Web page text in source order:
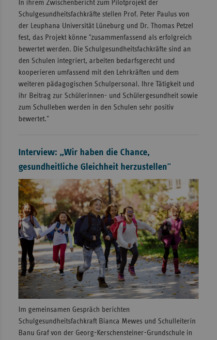
In ihrem Zwischenbericht zum Pilotprojekt der
Schulgesundheitsfachkräfte stellen Prof. Peter Paulus von
der Leuphana Universität Lüneburg und Dr. Thomas Petzel
fest, das Projekt könne "zusammenfassend als erfolgreich
bewertet werden. Die Schulgesundheitsfachkräfte sind an
den Schulen integriert, arbeiten bedarfsgerecht und
kooperieren umfassend mit den Lehrkräften und dem
weiteren pädagogischen Schulpersonal. Ihre Tätigkeit und
ihr Beitrag zur Schülerinnen- und Schülergesundheit sowie
zum Schulleben werden in den Schulen sehr positiv
bewertet."
Interview: „Wir haben die Chance,
gesundheitliche Gleichheit herzustellen"
Im gemeinsamen Gespräch berichten
Schulgesundheitsfachkraft Bianca Mewes und Schulleiterin
Banu Graf von der Georg-Kerschensteiner-Grundschule in